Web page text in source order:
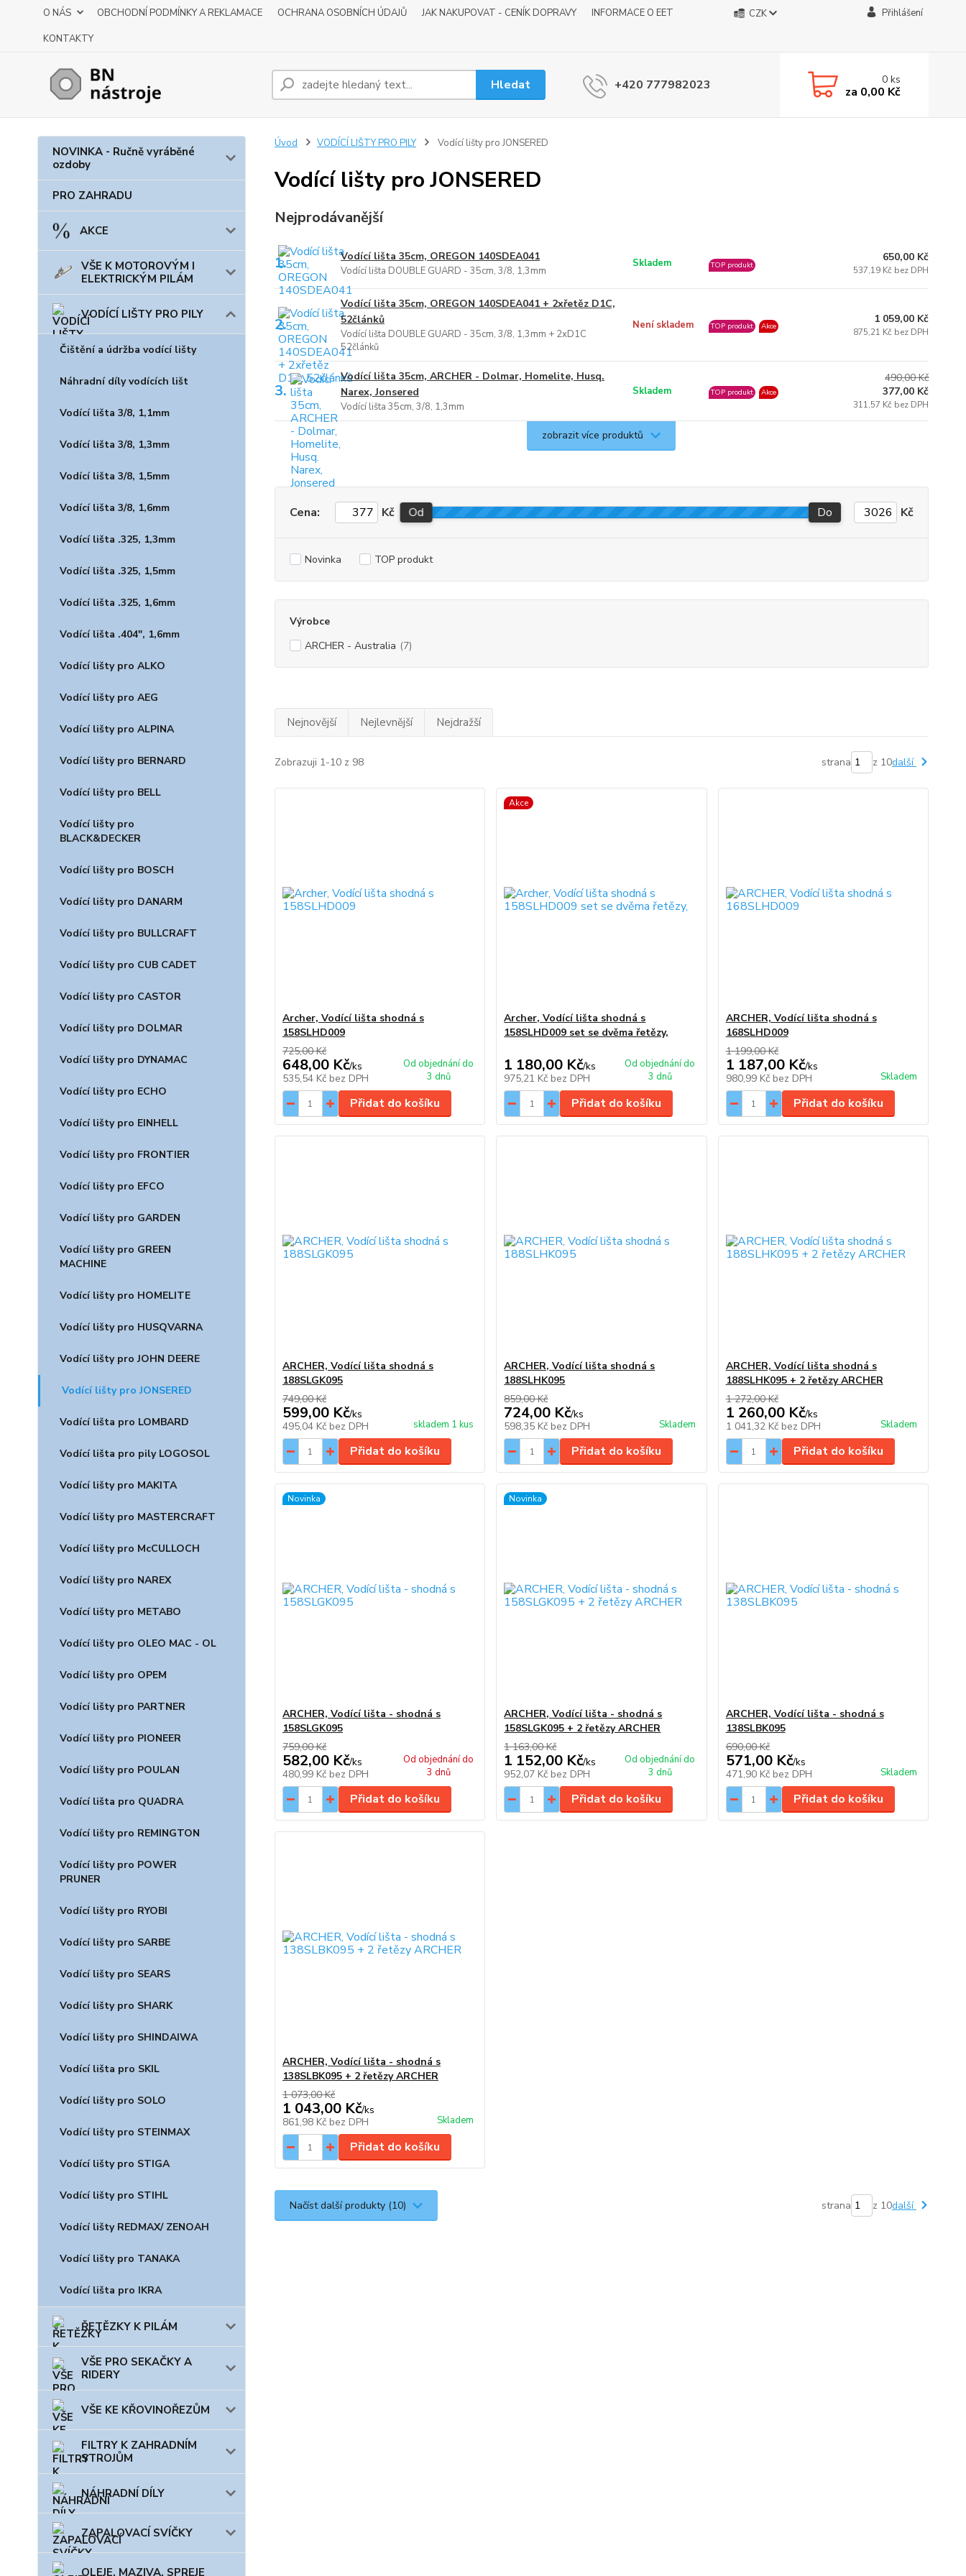
O NÁS OBCHODNÍ PODMÍNKY A REKLAMACE OCHRANA OSOBNÍCH ÚDAJŮ JAK NAKUPOVAT - CENÍK DOPRAVY
INFORMACE O EET
KONTAKTY
CZK Přihlášení
Hledat +420 777982023 0ks
za 0,00 Kč
NOVINKA - Ručně vyráběné
ozdoby
PRO ZAHRADU
AKCE
VŠE K MOTOROVÝM I
ELEKTRICKÝM PILÁM
VODÍCÍ LIŠTY PRO PILY
Čištění a údržba vodící lišty
Náhradní díly vodících lišt
Vodící lišta 3/8, 1,1mm
Vodící lišta 3/8, 1,3mm
Vodící lišta 3/8, 1,5mm
Vodící lišta 3/8, 1,6mm
Vodící lišta .325, 1,3mm
Vodící lišta .325, 1,5mm
Vodící lišta .325, 1,6mm
Vodící lišta .404", 1,6mm
Vodící lišty pro ALKO
Vodící lišty pro AEG
Vodící lišty pro ALPINA
Vodící lišty pro BERNARD
Vodící lišty pro BELL
Vodící lišty pro
BLACK&DECKER
Vodící lišty pro BOSCH
Vodící lišty pro DANARM
Vodící lišty pro BULLCRAFT
Vodící lišty pro CUB CADET
Vodící lišty pro CASTOR
Vodící lišty pro DOLMAR
Vodící lišty pro DYNAMAC
Vodící lišty pro ECHO
Vodící lišty pro EINHELL
Vodící lišty pro FRONTIER
Vodící lišty pro EFCO
Vodící lišty pro GARDEN
Vodící lišty pro GREEN
MACHINE
Vodící lišty pro HOMELITE
Vodící lišty pro HUSQVARNA
Vodící lišty pro JOHN DEERE
Vodící lišty pro JONSERED
Vodící lišta pro LOMBARD
Vodící lišta pro pily LOGOSOL
Vodící lišty pro MAKITA
Vodící lišty pro MASTERCRAFT
Vodící lišty pro McCULLOCH
Vodící lišty pro NAREX
Vodící lišty pro METABO
Vodící lišty pro OLEO MAC - OL
Vodící lišty pro OPEM
Vodící lišty pro PARTNER
Vodící lišty pro PIONEER
Vodící lišty pro POULAN
Vodící lišta pro QUADRA
Vodící lišty pro REMINGTON
Vodící lišty pro POWER
PRUNER
Vodící lišty pro RYOBI
Vodící lišty pro SARBE
Vodící lišty pro SEARS
Vodící lišty pro SHARK
Vodící lišty pro SHINDAIWA
Vodící lišta pro SKIL
Vodící lišty pro SOLO
Vodící lišty pro STEINMAX
Vodící lišty pro STIGA
Vodící lišty pro STIHL
Vodící lišty REDMAX/ ZENOAH
Vodící lišty pro TANAKA
Vodící lišta pro IKRA
ŘETĚZKY K PILÁM
VŠE PRO SEKAČKY A
RIDERY
VŠE KE KŘOVINOŘEZŮM
FILTRY K ZAHRADNÍM
STROJŮM
NÁHRADNÍ DÍLY
ZAPALOVACÍ SVÍČKY
OLEJE, MAZIVA, SPREJE
Úvod VODÍCÍ LIŠTY PRO PILY Vodící lišty pro JONSERED
Vodící lišty pro JONSERED
Nejprodávanější
1. Vodící lišta 35cm, OREGON 140SDEA041
Vodící lišta DOUBLE GUARD - 35cm, 3/8, 1,3mm
Skladem TOP produkt
650,00 Kč
537,19 Kč bez DPH
2.
Vodící lišta 35cm, OREGON 140SDEA041 + 2xřetěz D1C,
52článků
Vodící lišta DOUBLE GUARD - 35cm, 3/8, 1,3mm + 2xD1C
52článků
Není skladem TOP produkt Akce
1 059,00 Kč
875,21 Kč bez DPH
3.
Vodící lišta 35cm, ARCHER - Dolmar, Homelite, Husq.
Narex, Jonsered
Vodící lišta 35cm, 3/8, 1,3mm
Skladem TOP produkt Akce
490,00 Kč
377,00 Kč
311,57 Kč bez DPH
zobrazit více produktů
Cena: Kč Od Do Kč
Novinka TOP produkt
Výrobce
ARCHER - Australia (7)
Nejnovější Nejlevnější Nejdražší
Zobrazuji 1-10 z 98 strana z 10další
Archer, Vodící lišta shodná s
158SLHD009
725,00 Kč
648,00 Kč/ks
535,54 Kč bez DPH
Od objednání do
3 dnů
Přidat do košíku
Akce
Archer, Vodící lišta shodná s
158SLHD009 set se dvěma řetězy,
1 180,00 Kč/ks
975,21 Kč bez DPH
Od objednání do
3 dnů
Přidat do košíku
ARCHER, Vodící lišta shodná s
168SLHD009
1 199,00 Kč
1 187,00 Kč/ks
980,99 Kč bez DPH Skladem
Přidat do košíku
ARCHER, Vodící lišta shodná s
188SLGK095
749,00 Kč
599,00 Kč/ks
495,04 Kč bez DPH skladem 1 kus
Přidat do košíku
ARCHER, Vodící lišta shodná s
188SLHK095
859,00 Kč
724,00 Kč/ks
598,35 Kč bez DPH Skladem
Přidat do košíku
ARCHER, Vodící lišta shodná s
188SLHK095 + 2 řetězy ARCHER
1 272,00 Kč
1 260,00 Kč/ks
1 041,32 Kč bez DPH Skladem
Přidat do košíku
Novinka
ARCHER, Vodící lišta - shodná s
158SLGK095
759,00 Kč
582,00 Kč/ks
480,99 Kč bez DPH
Od objednání do
3 dnů
Přidat do košíku
Novinka
ARCHER, Vodící lišta - shodná s
158SLGK095 + 2 řetězy ARCHER
1 163,00 Kč
1 152,00 Kč/ks
952,07 Kč bez DPH
Od objednání do
3 dnů
Přidat do košíku
ARCHER, Vodící lišta - shodná s
138SLBK095
690,00 Kč
571,00 Kč/ks
471,90 Kč bez DPH Skladem
Přidat do košíku
ARCHER, Vodící lišta - shodná s
138SLBK095 + 2 řetězy ARCHER
1 073,00 Kč
1 043,00 Kč/ks
861,98 Kč bez DPH Skladem
Přidat do košíku
Načíst další produkty (10) strana z 10další